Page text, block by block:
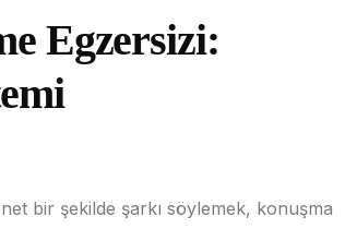
Egzersizi:
bir şekilde şarkı söylemek, konuşma